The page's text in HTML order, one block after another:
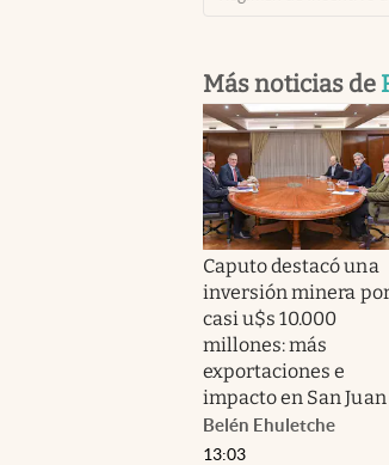
Más noticias de
Caputo destacó una
inversión minera
casi u$s 10.000
millones: más
exportaciones e
impacto en San Juan
Belén Ehuletche
13:03